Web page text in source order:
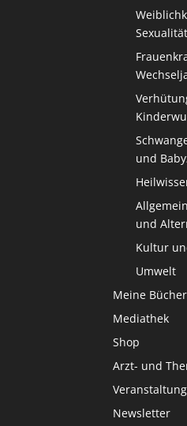
Sexualität
und
und
Kultur
Umwelt
Meine Bücher
Mediathek
Shop
Arzt- und
Newsletter